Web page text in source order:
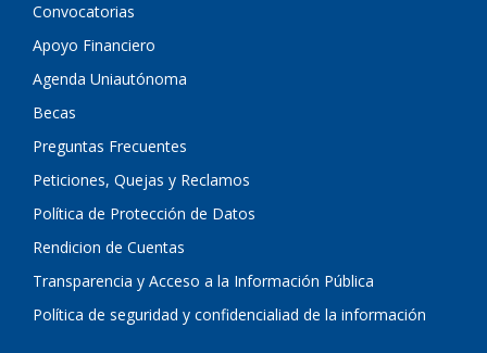
Convocatorias
Apoyo Financiero
Agenda Uniautónoma
Becas
Preguntas Frecuentes
Peticiones, Quejas y Reclamos
Política de Protección de Datos
Rendicion de Cuentas
Transparencia y Acceso a la Información Pública
Política de seguridad y confidencialiad de la información